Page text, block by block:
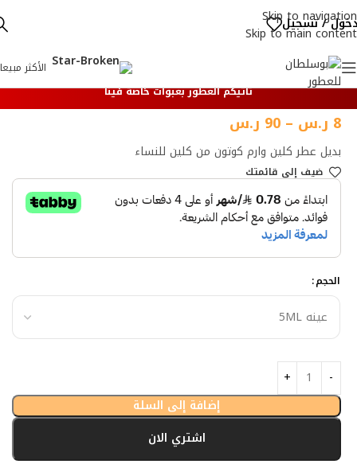
Skip to navigation
Skip to main content
/ تسجيل
الأكثر مبيعا
تأتيكم العطور بعبوات خاصة فينا
بديل عطر كلين وارم كوتون من كلين للنساء
8 ر.س –
90 ر.س
ضيف إلي قائمتك
الحجم
إضافة إلى السلة
اشتري الان